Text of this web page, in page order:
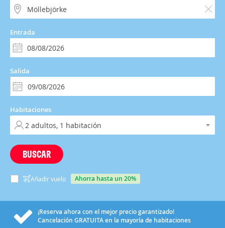
Entrada
Salida
Habitaciones
BUSCAR
Añadir vuelo ahorra hasta un 20%
¡Reserva ahora con el mejor precio garantizado!
Cancelación GRATUITAen la mayoría de habitaciones